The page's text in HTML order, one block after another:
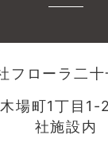
フローラ二
場町1丁目1-
社施設内